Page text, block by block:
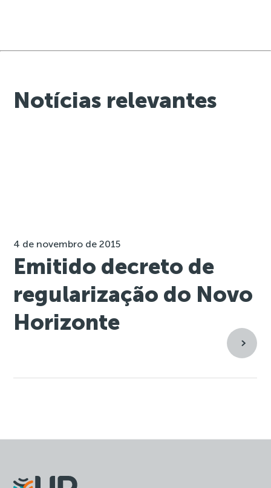
Notícias relevantes
4 de novembro de 2015
Emitido decreto de
regularização do Novo
Horizonte